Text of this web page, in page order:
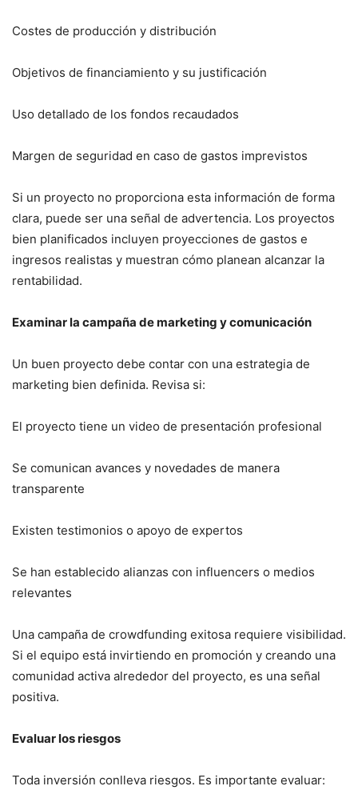
Costes de producción y distribución
Objetivos de financiamiento y su justificación
Uso detallado de los fondos recaudados
Margen de seguridad en caso de gastos imprevistos
Si un proyecto no proporciona esta información de forma
clara, puede ser una señal de advertencia. Los proyectos
bien planificados incluyen proyecciones de gastos e
ingresos realistas y muestran cómo planean alcanzar la
rentabilidad.
Examinar la campaña de marketing y comunicación
Un buen proyecto debe contar con una estrategia de
marketing bien definida. Revisa si:
El proyecto tiene un video de presentación profesional
Se comunican avances y novedades de manera
transparente
Existen testimonios o apoyo de expertos
Se han establecido alianzas con influencers o medios
relevantes
Una campaña de crowdfunding exitosa requiere visibilidad.
Si el equipo está invirtiendo en promoción y creando una
comunidad activa alrededor del proyecto, es una señal
positiva.
Evaluar los riesgos
Toda inversión conlleva riesgos. Es importante evaluar: